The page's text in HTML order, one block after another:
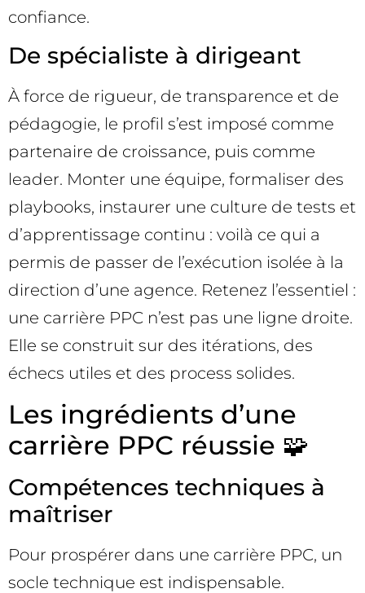
confiance.
De spécialiste à dirigeant
À force de rigueur, de transparence et de
pédagogie, le profil s’est imposé comme
partenaire de croissance, puis comme
leader. Monter une équipe, formaliser des
playbooks, instaurer une culture de tests et
d’apprentissage continu : voilà ce qui a
permis de passer de l’exécution isolée à la
direction d’une agence. Retenez l’essentiel :
une carrière PPC n’est pas une ligne droite.
Elle se construit sur des itérations, des
échecs utiles et des process solides.
Les ingrédients d’une
carrière PPC réussie 🧩
Compétences techniques à
maîtriser
Pour prospérer dans une carrière PPC, un
socle technique est indispensable.